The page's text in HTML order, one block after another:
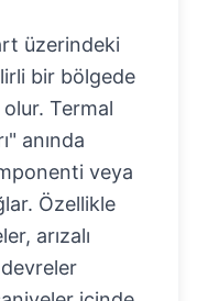
üzerindeki
bir bölgede
Termal
anında
veya
Özellikle
arızalı